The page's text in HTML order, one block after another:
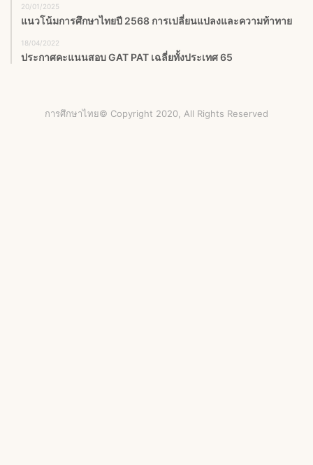
20/01/2025
แนวโน้มการศึกษาไทยปี 2568 การเปลี่ยนแปลงและความท้าทาย
18/04/2022
ประกาศคะแนนสอบ GAT PAT เฉลี่ยทั้งประเทศ 65
การศึกษาไทย© Copyright 2020, All Rights Reserved